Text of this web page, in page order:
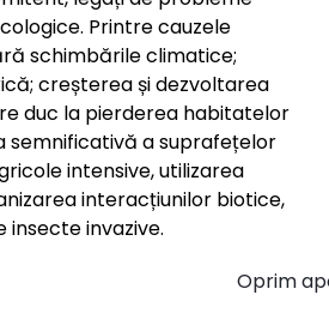
Printre cauzele
schimbările climatice;
creșterea și dezvoltarea
duc la pierderea habitatelor
semnificativă a suprafețelor
intensive, utilizarea
interacțiunilor biotice,
insecte invazive.